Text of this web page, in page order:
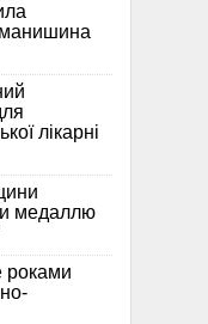
лікарні
медаллю
роками